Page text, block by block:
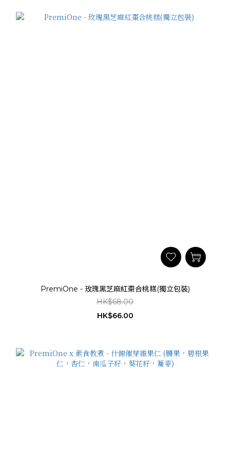
PremiOne - 玫瑰黑芝麻紅棗合桃糕(獨立包裝)
HK$68.00
HK$66.00